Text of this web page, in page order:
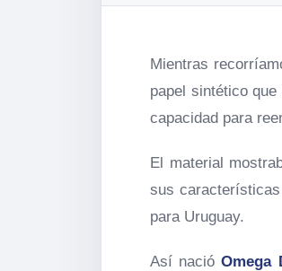
Mientras
papel sintético
capacidad para
El material
sus
para Uruguay.
Así nacióOmega